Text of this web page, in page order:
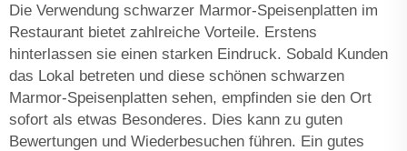
Die Verwendung schwarzer Marmor-Speisenplatten im
Restaurant bietet zahlreiche Vorteile. Erstens
hinterlassen sie einen starken Eindruck. Sobald Kunden
das Lokal betreten und diese schönen schwarzen
Marmor-Speisenplatten sehen, empfinden sie den Ort
sofort als etwas Besonderes. Dies kann zu guten
Bewertungen und Wiederbesuchen führen. Ein gutes